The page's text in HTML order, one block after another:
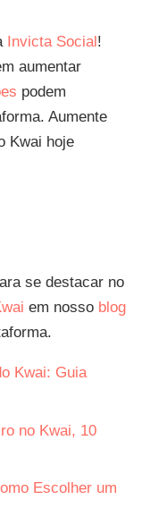
Invicta Social!
aumentar
podem
Aumente
Kwai hoje
se destacar no
em nosso blog
Kwai: Guia
no Kwai, 10
Escolher um